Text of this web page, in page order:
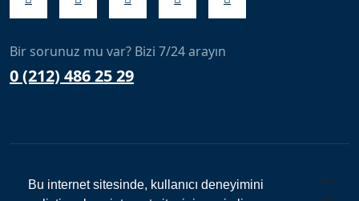
Bu internet sitesinde, kullanıcı deneyimini
Bir sorunuz mu var? Bizi 7/24 arayın
0 (212) 486 25 29
Copyright © 2024. Her Hakkı Saklıdır. kopyalanması,